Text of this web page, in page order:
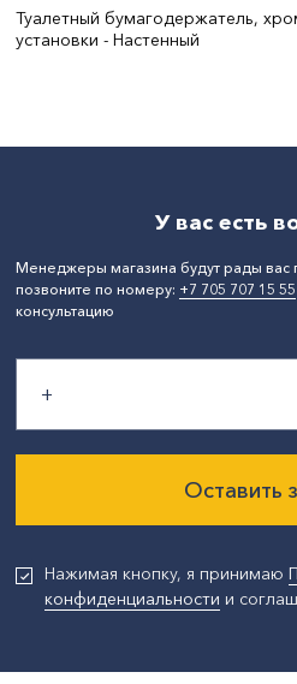
Туалетный бумагодержатель,
установки - Настенный
У вас есть
Менеджеры магазина будут рады вас
позвоните по номеру: +7 705 707 15 55
консультацию
Оставить
Нажимая кнопку, я принимаю
конфиденциальности и